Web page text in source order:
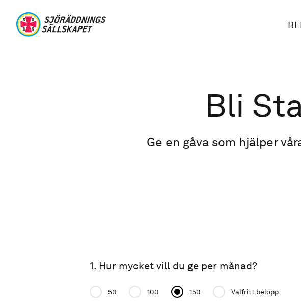
Bli
Ge en gåva som hjälper
1. Hur mycket vill du ge per månad?
Donation amount
50 100 150 Valfritt belopp